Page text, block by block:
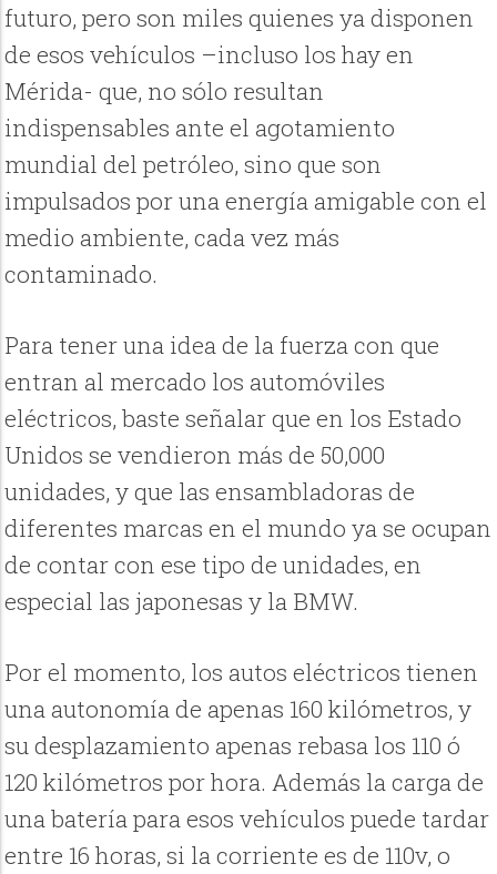
futuro, pero son miles quienes ya disponen
de esos vehículos –incluso los hay en
Mérida- que, no sólo resultan
indispensables ante el agotamiento
mundial del petróleo, sino que son
impulsados por una energía amigable con el
medio ambiente, cada vez más
contaminado.
Para tener una idea de la fuerza con que
entran al mercado los automóviles
eléctricos, baste señalar que en los Estado
Unidos se vendieron más de 50,000
unidades, y que las ensambladoras de
diferentes marcas en el mundo ya se ocupan
de contar con ese tipo de unidades, en
especial las japonesas y la BMW.
Por el momento, los autos eléctricos tienen
una autonomía de apenas 160 kilómetros, y
su desplazamiento apenas rebasa los 110 ó
120 kilómetros por hora. Además la carga de
una batería para esos vehículos puede tardar
entre 16 horas, si la corriente es de 110v, o